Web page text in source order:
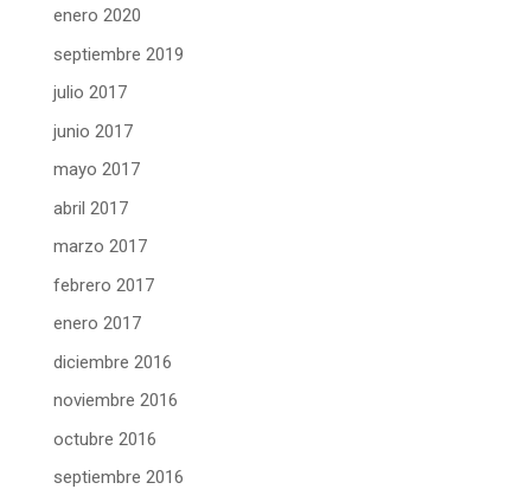
enero 2020
septiembre 2019
julio 2017
junio 2017
mayo 2017
abril 2017
marzo 2017
febrero 2017
enero 2017
diciembre 2016
noviembre 2016
octubre 2016
septiembre 2016